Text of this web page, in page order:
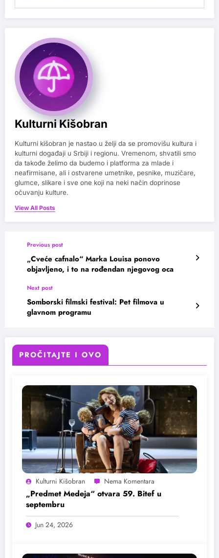
Kulturni Kišobran
Kulturni kišobran je nastao u želji da se promovišu kultura i
kulturni događaji u Srbiji i regionu. Vremenom, shvatili smo
da takođe želimo da budemo i platforma za mlade i
neafirmisane, ali i ostvarene umetnike, pesnike, muzičare,
glumce, slikare i sve one koji na neki način doprinose
očuvanju kulture.
View All Posts
Previous post
„Cveće cafnalo“ Marka Louisa ponovo
objavljeno, i to na rođendan njegovog oca
Next post
Somborski filmski festival: Pet filmova u
glavnom programu
PROČITAJTE I OVO
Kulturni Kišobran
„Predmet Medeja“ otvara 59. Bitef u
septembru
Jun 24, 2026